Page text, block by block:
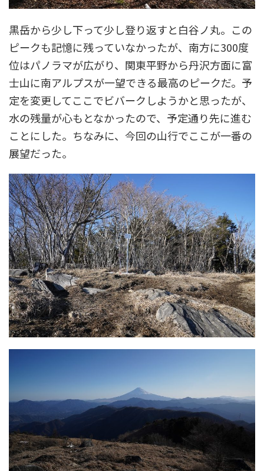
黒岳から少し下って少し登り返すと白谷ノ丸。この
ピークも記憶に残っていなかったが、南方に300度
位はパノラマが広がり、関東平野から丹沢方面に富
士山に南アルプスが一望できる最高のピークだ。予
定を変更してここでビバークしようかと思ったが、
水の残量が心もとなかったので、予定通り先に進む
ことにした。ちなみに、今回の山行でここが一番の
展望だった。